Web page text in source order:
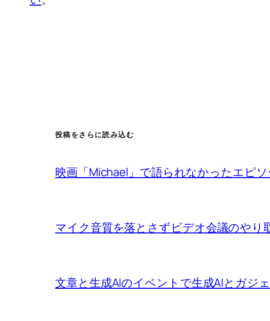
投稿をさらに読み込む
映画「Michael」で語られなかったエピソ
マイク音質を落とさずビデオ会議のや
文章と生成AIのイベントで生成AIとガジ